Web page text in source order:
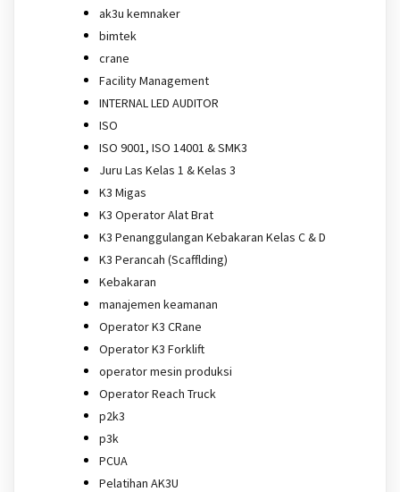
ak3u kemnaker
bimtek
crane
Facility Management
INTERNAL LED AUDITOR
ISO
ISO 9001, ISO 14001 & SMK3
Juru Las Kelas 1 & Kelas 3
K3 Migas
K3 Operator Alat Brat
K3 Penanggulangan Kebakaran Kelas C & D
K3 Perancah (Scafflding)
Kebakaran
manajemen keamanan
Operator K3 CRane
Operator K3 Forklift
operator mesin produksi
Operator Reach Truck
p2k3
p3k
PCUA
Pelatihan AK3U